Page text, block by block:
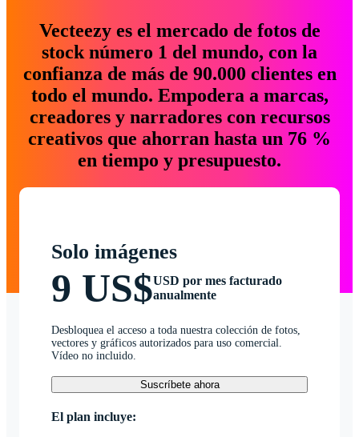
Vecteezy es el mercado de fotos de
stock número 1 del mundo, con la
confianza de más de 90.000 clientes en
todo el mundo. Empodera a marcas,
creadores y narradores con recursos
creativos que ahorran hasta un 76 %
en tiempo y presupuesto.
Solo imágenes
9 US$USD por mes facturado
anualmente
Desbloquea el acceso a toda nuestra colección de fotos,
vectores y gráficos autorizados para uso comercial.
Vídeo no incluido.
Suscríbete ahora
El plan incluye: